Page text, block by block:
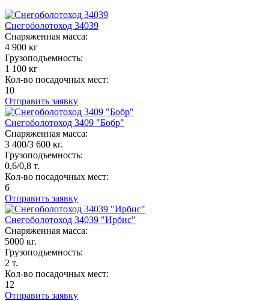
Снегоболотоход 34039
Снаряженная масса:
4 900 кг
Грузоподъемность:
1 100 кг
Кол-во посадочных мест:
10
Отправить заявку
Снегоболотоход 3409 "Бобр"
Снаряженная масса:
3 400/3 600 кг.
Грузоподъемность:
0,6/0,8 т.
Кол-во посадочных мест:
6
Отправить заявку
Снегоболотоход 34039 "Ирбис"
Снаряженная масса:
5000 кг.
Грузоподъемность:
2 т.
Кол-во посадочных мест:
12
Отправить заявку